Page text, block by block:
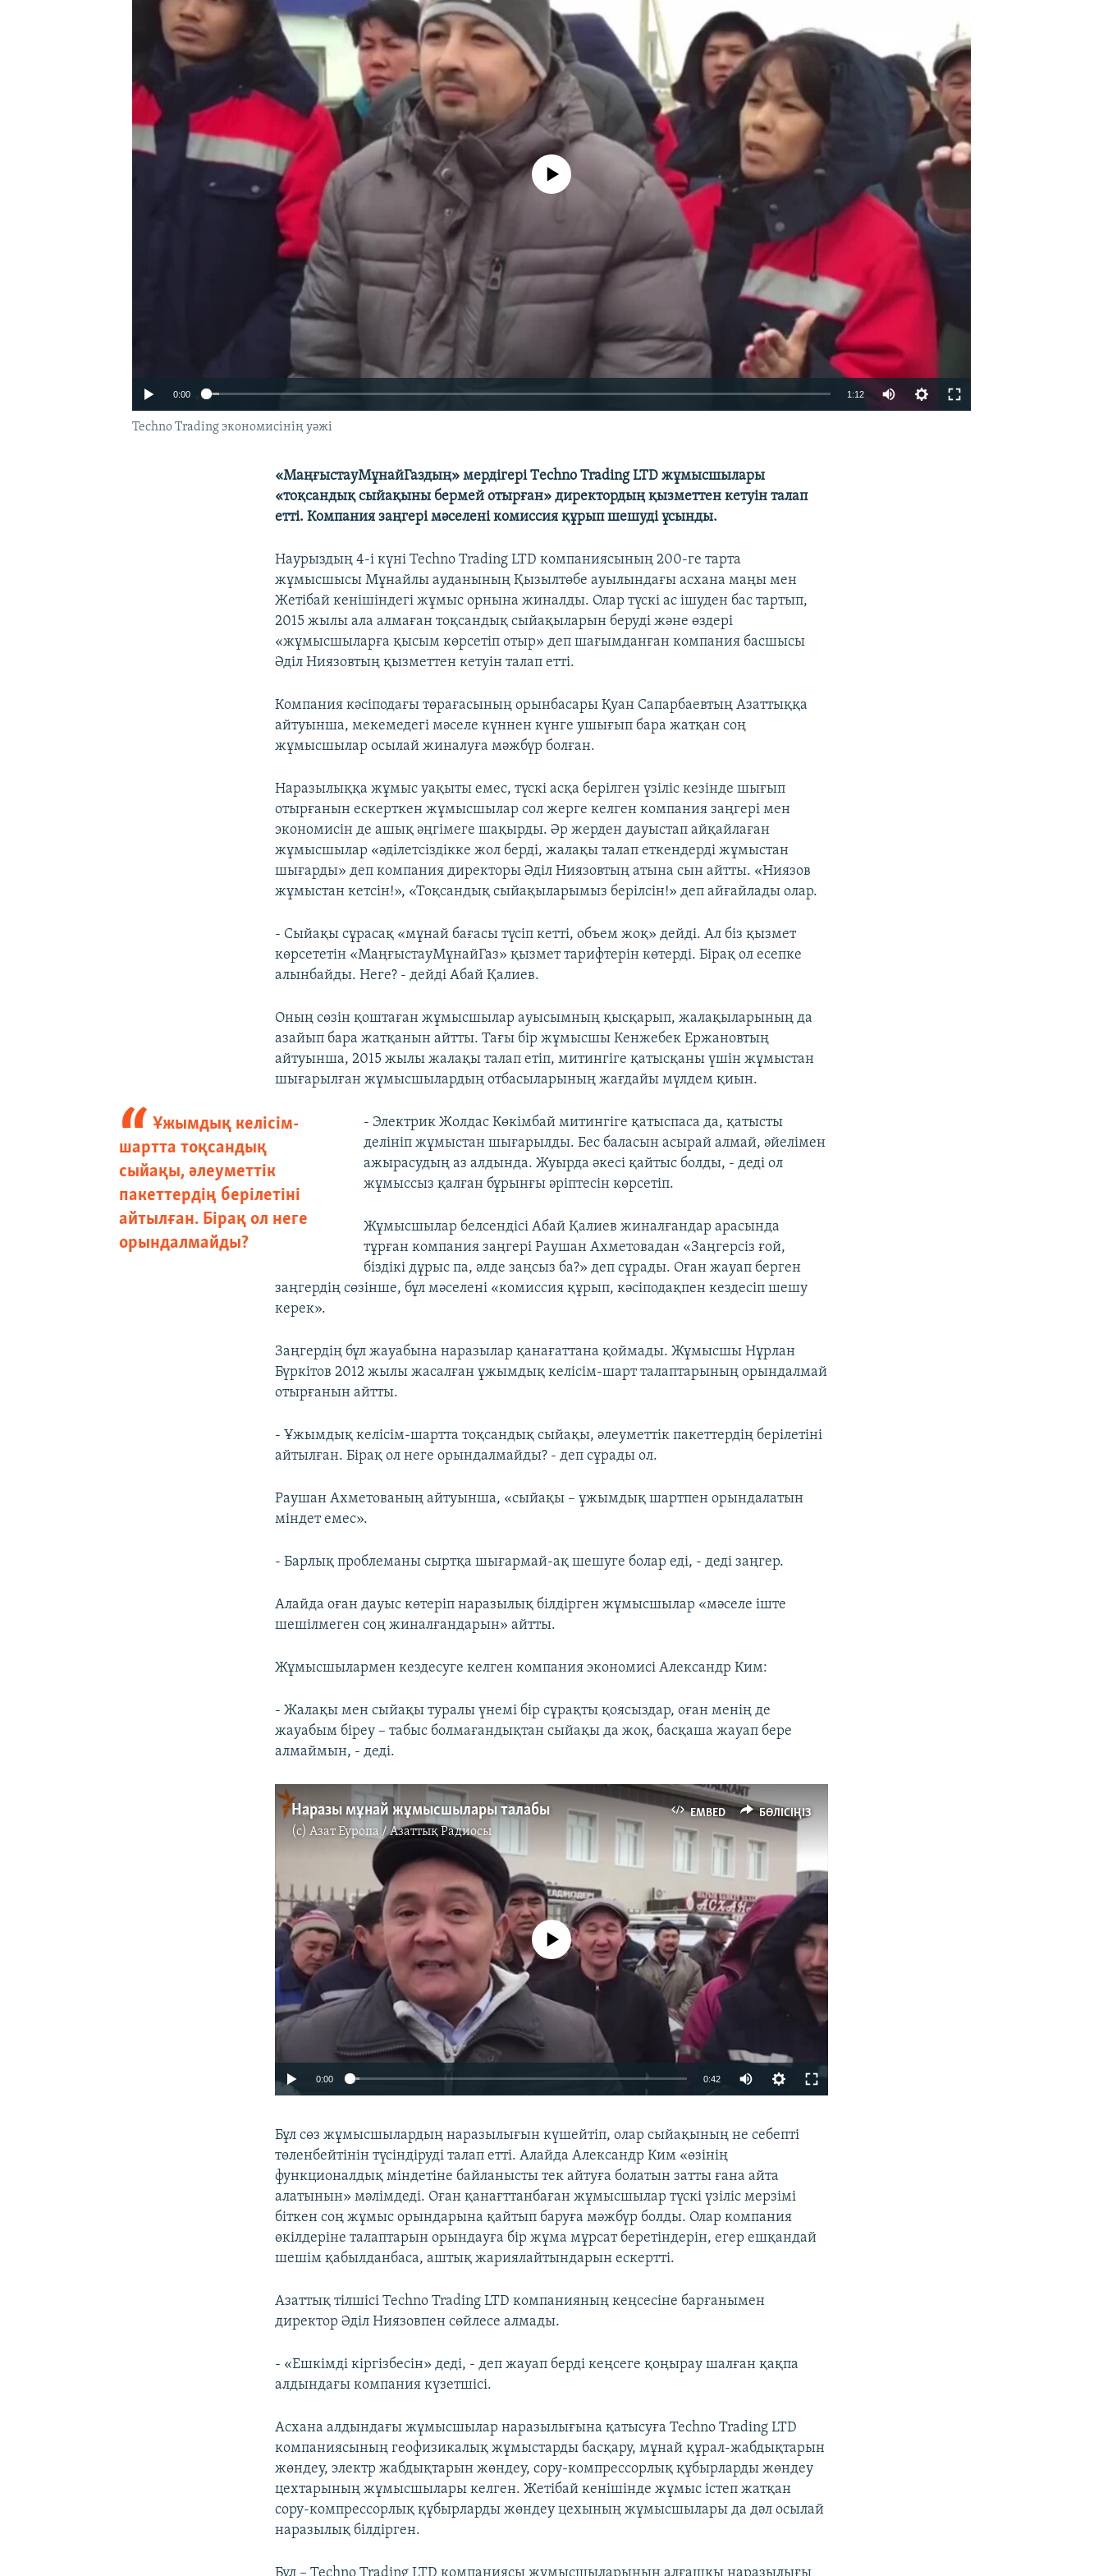
No media source currently available
0:00 1:12
Techno Trading экономисінің уәжі
«МаңғыстауМұнайГаздың» мердігері Тechno Trading LTD жұмысшылары
«тоқсандық сыйақыны бермей отырған» директордың қызметтен кетуін талап
етті. Компания заңгері мәселені комиссия құрып шешуді ұсынды.
Наурыздың 4-і күні Techno Trading LTD компаниясының 200-ге тарта
жұмысшысы Мұнайлы ауданының Қызылтөбе ауылындағы асхана маңы мен
Жетібай кенішіндегі жұмыс орнына жиналды. Олар түскі ас ішуден бас тартып,
2015 жылы ала алмаған тоқсандық сыйақыларын беруді және өздері
«жұмысшыларға қысым көрсетіп отыр» деп шағымданған компания басшысы
Әділ Ниязовтың қызметтен кетуін талап етті.
Компания кәсіподағы төрағасының орынбасары Қуан Сапарбаевтың Азаттыққа
айтуынша, мекемедегі мәселе күннен күнге ушығып бара жатқан соң
жұмысшылар осылай жиналуға мәжбүр болған.
Наразылыққа жұмыс уақыты емес, түскі асқа берілген үзіліс кезінде шығып
отырғанын ескерткен жұмысшылар сол жерге келген компания заңгері мен
экономисін де ашық әңгімеге шақырды. Әр жерден дауыстап айқайлаған
жұмысшылар «әділетсіздікке жол берді, жалақы талап еткендерді жұмыстан
шығарды» деп компания директоры Әділ Ниязовтың атына сын айтты. «Ниязов
жұмыстан кетсін!», «Тоқсандық сыйақыларымыз берілсін!» деп айғайлады олар.
- Сыйақы сұрасақ «мұнай бағасы түсіп кетті, объем жоқ» дейді. Ал біз қызмет
көрсететін «МаңғыстауМұнайГаз» қызмет тарифтерін көтерді. Бірақ ол есепке
алынбайды. Неге? - дейді Абай Қалиев.
Оның сөзін қоштаған жұмысшылар ауысымның қысқарып, жалақыларының да
азайып бара жатқанын айтты. Тағы бір жұмысшы Кенжебек Ержановтың
айтуынша, 2015 жылы жалақы талап етіп, митингіге қатысқаны үшін жұмыстан
шығарылған жұмысшылардың отбасыларының жағдайы мүлдем қиын.
Ұжымдық келісім-
шартта тоқсандық
сыйақы, әлеуметтік
пакеттердің берілетіні
айтылған. Бірақ ол неге
орындалмайды?
- Электрик Жолдас Көкімбай митингіге қатыспаса да, қатысты
делініп жұмыстан шығарылды. Бес баласын асырай алмай, әйелімен
ажырасудың аз алдында. Жуырда әкесі қайтыс болды, - деді ол
жұмыссыз қалған бұрынғы әріптесін көрсетіп.
Жұмысшылар белсендісі Абай Қалиев жиналғандар арасында
тұрған компания заңгері Раушан Ахметовадан «Заңгерсіз ғой,
біздікі дұрыс па, әлде заңсыз ба?» деп сұрады. Оған жауап берген
заңгердің сөзінше, бұл мәселені «комиссия құрып, кәсіподақпен кездесіп шешу
керек».
Заңгердің бұл жауабына наразылар қанағаттана қоймады. Жұмысшы Нұрлан
Бүркітов 2012 жылы жасалған ұжымдық келісім-шарт талаптарының орындалмай
отырғанын айтты.
- Ұжымдық келісім-шартта тоқсандық сыйақы, әлеуметтік пакеттердің берілетіні
айтылған. Бірақ ол неге орындалмайды? - деп сұрады ол.
Раушан Ахметованың айтуынша, «сыйақы – ұжымдық шартпен орындалатын
міндет емес».
- Барлық проблеманы сыртқа шығармай-ақ шешуге болар еді, - деді заңгер.
Алайда оған дауыс көтеріп наразылық білдірген жұмысшылар «мәселе іште
шешілмеген соң жиналғандарын» айтты.
Жұмысшылармен кездесуге келген компания экономисі Александр Ким:
- Жалақы мен сыйақы туралы үнемі бір сұрақты қоясыздар, оған менің де
жауабым біреу – табыс болмағандықтан сыйақы да жоқ, басқаша жауап бере
алмаймын, - деді.
EMBED БӨЛІСІҢІЗ
Наразы мұнай жұмысшылары талабы
(c)Азат Еуропа / Азаттық Радиосы
БӨЛІСІҢІЗ
No media source currently available
0:00 0:42
Бұл сөз жұмысшылардың наразылығын күшейтіп, олар сыйақының не себепті
төленбейтінін түсіндіруді талап етті. Алайда Александр Ким «өзінің
функционалдық міндетіне байланысты тек айтуға болатын затты ғана айта
алатынын» мәлімдеді. Оған қанағттанбаған жұмысшылар түскі үзіліс мерзімі
біткен соң жұмыс орындарына қайтып баруға мәжбүр болды. Олар компания
өкілдеріне талаптарын орындауға бір жұма мұрсат беретіндерін, егер ешқандай
шешім қабылданбаса, аштық жариялайтындарын ескертті.
Азаттық тілшісі Techno Trading LTD компанияның кеңсесіне барғанымен
директор Әділ Ниязовпен сөйлесе алмады.
- «Ешкімді кіргізбесін» деді, - деп жауап берді кеңсеге қоңырау шалған қақпа
алдындағы компания күзетшісі.
Асхана алдындағы жұмысшылар наразылығына қатысуға Techno Trading LTD
компаниясының геофизикалық жұмыстарды басқару, мұнай құрал-жабдықтарын
жөндеу, электр жабдықтарын жөндеу, сору-компрессорлық құбырларды жөндеу
цехтарының жұмысшылары келген. Жетібай кенішінде жұмыс істеп жатқан
сору-компрессорлық құбырларды жөндеу цехының жұмысшылары да дәл осылай
наразылық білдірген.
Бұл – Techno Trading LTD компаниясы жұмысшыларының алғашқы наразылығы